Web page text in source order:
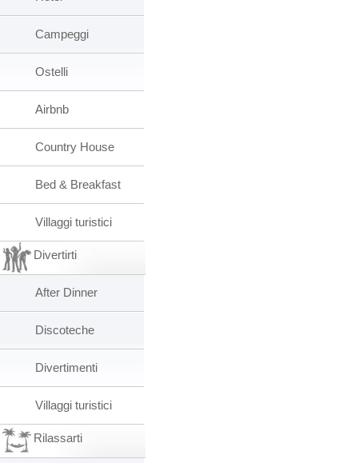
Campeggi
Ostelli
Airbnb
Country House
Bed & Breakfast
Villaggi turistici
Divertirti
After Dinner
Discoteche
Divertimenti
Villaggi turistici
Rilassarti